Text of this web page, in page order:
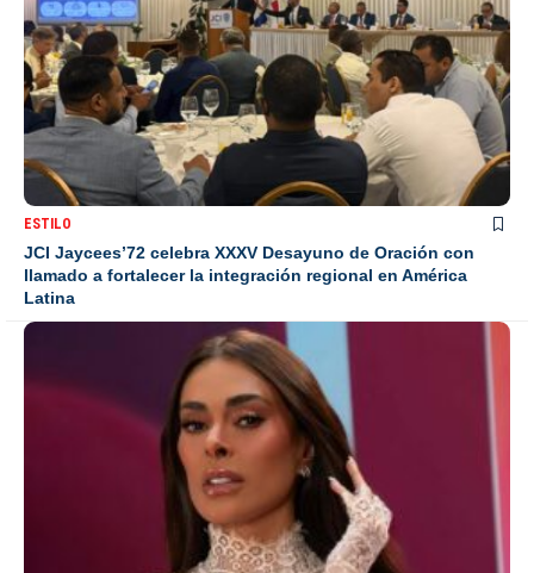
ESTILO
JCI Jaycees’72 celebra XXXV Desayuno de Oración con
llamado a fortalecer la integración regional en América
Latina